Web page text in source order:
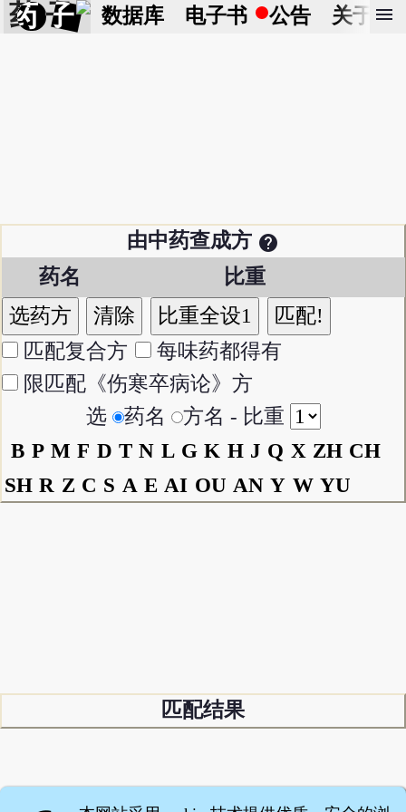
药 子 数据库 电子书 公告 关于 menu
由中药查成方 help
药名 比重
匹配复合方
每味药都得有
限匹配《伤寒卒病论》方
选
药名
方名 - 比重
B P M F D T N L G K H J Q X ZH CH
SH R Z C S A E AI OU AN Y W YU
匹配结果